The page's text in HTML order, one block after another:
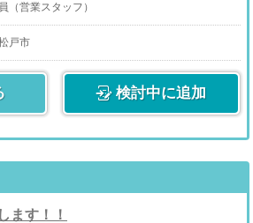
る気次第で早期昇格・昇給します！！
1,140円～
どの諸経費全額支給！
マン(自社専用スタジオでの撮影です)：お給料
（営業スタッフ）
ジャー（スタッフとコンパニオンのマネジメン
ます）
業責任者、店の方針や経営戦略に携わります)
長・取締役、会社運営に携わります)
業務です。）
戸市
検討中に追加
ます！！